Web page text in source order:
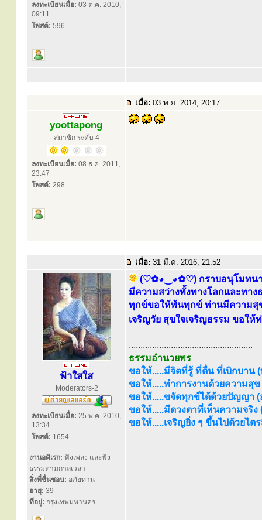
ลงทะเบียนเมื่อ: 03 ต.ค. 2010,
09:11
โพสต์: 596
เมื่อ: 03 พ.ย. 2014, 20:17
yoottapong
สมาชิก ระดับ 4
ลงทะเบียนเมื่อ: 08 ธ.ค. 2011,
23:47
โพสต์: 298
เมื่อ: 31 มี.ค. 2016, 21:52
ฟ้าใสใส
Moderators-2
ลงทะเบียนเมื่อ: 25 พ.ค. 2010,
13:34
โพสต์: 1654
งานอดิเรก: ฟังเพลง และฟัง
ธรรมตามกาลเวลา
สิ่งที่ชื่นชอบ: อภัยทาน
อายุ: 39
ที่อยู่: กรุงเทพมหานคร
(♡✿◕‿◕✿♡) กราบอนุโมทนา
มีความสว่างทั้งทางโลกและทาง
ทุกข์ขอให้พ้นทุกข์ ท่านมีความสุ
เจริญวัย สุขใจเจริญธรรม ขอใ
.....................................................
ธรรมอำนวยพร
ขอให้.....มีจิตที่รู้ ที่ตื่น ที่เบิกบาน
ขอให้.....ทำการงานด้วยความสุ
ขอให้.....ขจัดทุกข์ได้ด้วยปัญญา (
ขอให้.....มีดวงตาที่เห็นความจริ
ขอให้.....เจริญยิ่ง ๆ ขึ้นไปด้วยไ